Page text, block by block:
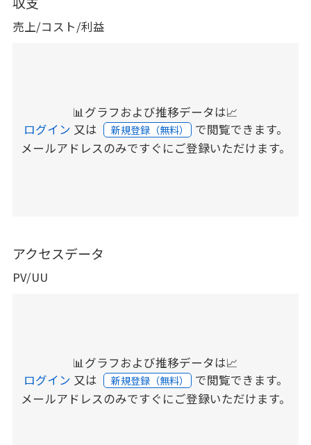
売上/コスト/利益
📊グラフおよび推移データは📈
ログイン 又は 新規登録（無料） で閲覧できます。
メールアドレスのみですぐにご登録いただけます。
アクセスデータ
PV/UU
📊グラフおよび推移データは📈
ログイン 又は 新規登録（無料） で閲覧できます。
メールアドレスのみですぐにご登録いただけます。